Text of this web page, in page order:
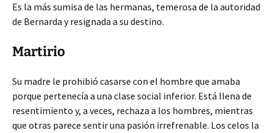
Es la más sumisa de las hermanas, temerosa de la autoridad
de Bernarda y resignada a su destino.
Martirio
Su madre le prohibió casarse con el hombre que amaba
porque pertenecía a una clase social inferior. Está llena de
resentimiento y, a veces, rechaza a los hombres, mientras
que otras parece sentir una pasión irrefrenable. Los celos la